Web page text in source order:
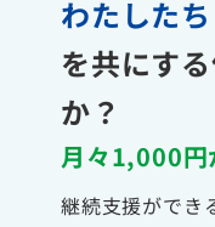
わたした
を共にす
か？
月々1,000円
継続支援ができ